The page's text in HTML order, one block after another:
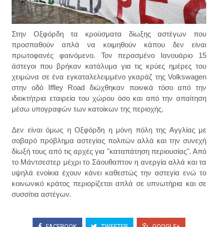
Στην Οξφόρδη τα κρούσματα δίωξης αστέγων που
προσπαθούν απλά να κοιμηθούν κάπου δεν είναι
πρωτοφανές φαινόμενο. Τον περασμένο Ιανουάριο 15
άστεγοι που βρήκαν κατάλυμα για τις κρύες ημέρες του
χειμώνα σε ένα εγκαταλελειμμένο γκαράζ της Volkswagen
στην οδό Iffley Road διώχθηκαν ποινικά τόσο από την
ιδιοκτήτρια εταιρεία του χώρου όσο και από την απαίτηση
μέσω υπογραφών των κατοίκων της περιοχής.
Δεν είναι όμως η Οξφόρδη η μόνη πόλη της Αγγλίας με
σοβαρό πρόβλημα αστεγίας πολιτών αλλά και την συνεχή
δίωξή τους από τις αρχές για "καταπάτηση περιουσίας". Από
το Μάντσεστερ μέχρι το Σάουθαπτον η ανεργία αλλά και τα
υψηλά ενοίκια έχουν κάνει καθεστώς την αστεγία ενώ το
κοινωνικό κράτος περιορίζεται απλά σε υπνωτήρια και σε
συσσίτια αστέγων.